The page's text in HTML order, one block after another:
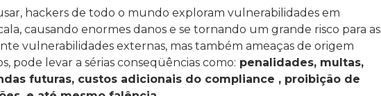
hackers de todo o mundo exploram vulnerabilidades em
causando enormes danos e se tornando um grande risco para as
vulnerabilidades externas, mas também ameaças de origem
pode levar a sérias conseqüências como: penalidades, multas,
futuras, custos adicionais do compliance , proibição de